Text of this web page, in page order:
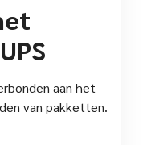
aan het
van pakketten.